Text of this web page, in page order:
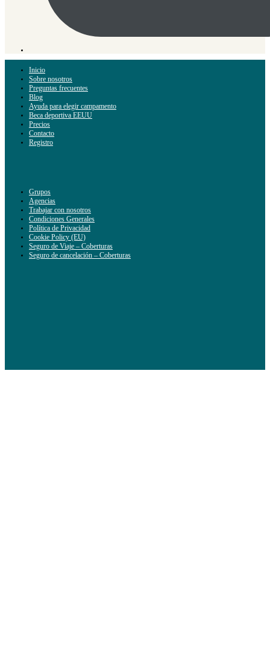
Inicio
Sobre nosotros
Preguntas frecuentes
Blog
Ayuda para elegir campamento
Beca deportiva EEUU
Precios
Contacto
Registro
Grupos
Agencias
Trabajar con nosotros
Condiciones Generales
Política de Privacidad
Cookie Policy (EU)
Seguro de Viaje – Coberturas
Seguro de cancelación – Coberturas